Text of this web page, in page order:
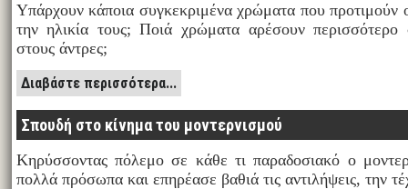
Υπάρχουν κάποια συγκεκριμένα χρώματα που προτιμούν
την ηλικία τους; Ποιά χρώματα αρέσουν περισσότερο
στους άντρες;
Διαβάστε περισσότερα...
Σπουδή στο κίνημα του μοντερνισμού
Κηρύσσοντας πόλεμο σε κάθε τι παραδοσιακό ο
πολλά πρόσωπα και επηρέασε βαθιά τις αντιλήψεις, την